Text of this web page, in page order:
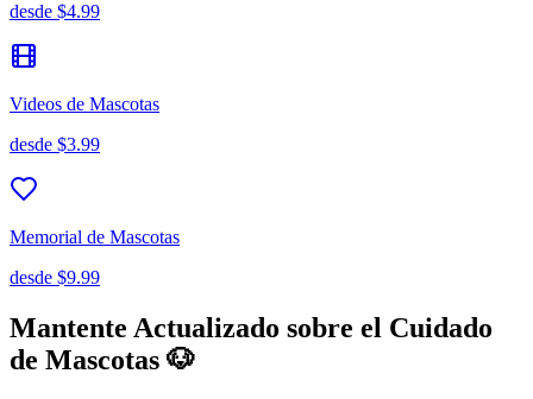
desde $4.99
Videos de Mascotas
desde $3.99
Memorial de Mascotas
desde $9.99
Mantente Actualizado sobre el Cuidado
de Mascotas 🐶